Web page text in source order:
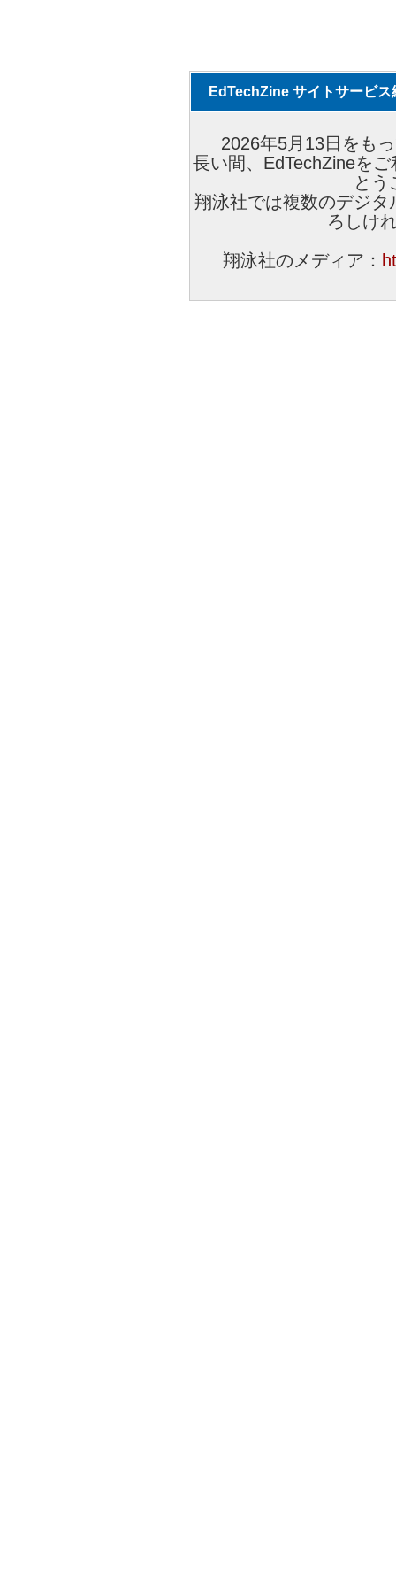
EdTechZine サイトサービス
2026年5月13日をも
長い間、EdTechZineを
とう
翔泳社では複数のデジ
ろしけ
翔泳社のメディア：